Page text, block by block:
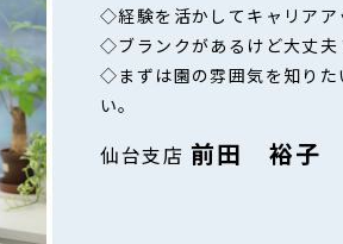
◇経験を活かしてキャリアア
◇ブランクがあるけど大丈夫
◇まずは園の雰囲気を知りた
い。
仙台支店 前田 裕子